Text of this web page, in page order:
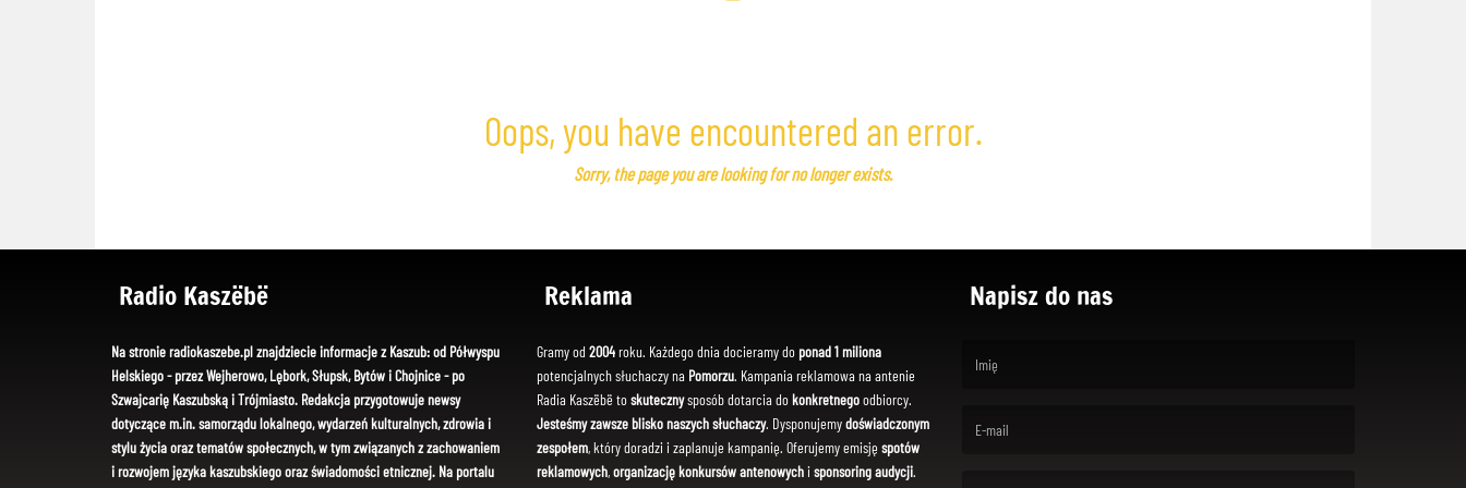
Oops, you have encountered an error.
Sorry, the page you are looking for no longer exists.
Radio Kaszëbë
Na stronie radiokaszebe.pl znajdziecie informacje z Kaszub: od Półwyspu
Helskiego - przez Wejherowo, Lębork, Słupsk, Bytów i Chojnice - po
Szwajcarię Kaszubską i Trójmiasto. Redakcja przygotowuje newsy
dotyczące m.in. samorządu lokalnego, wydarzeń kulturalnych, zdrowia i
stylu życia oraz tematów społecznych, w tym związanych z zachowaniem
i rozwojem języka kaszubskiego oraz świadomości etnicznej. Na portalu
Reklama
Gramy od 2004roku. Każdego dnia docieramy do ponad 1 miliona
potencjalnych słuchaczy na Pomorzu. Kampania reklamowa na antenie
Radia Kaszëbë toskutecznysposób dotarcia dokonkretnegoodbiorcy.
Jesteśmy zawsze blisko naszych słuchaczy. Dysponujemydoświadczonym
zespołem, który doradzi i zaplanuje kampanię. Oferujemy emisję spotów
reklamowych,organizację konkursów antenowychi sponsoring audycji.
Napisz do nas